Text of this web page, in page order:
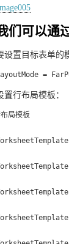
们可以通
设置目标表单的
=
置行布局模板：
局模板